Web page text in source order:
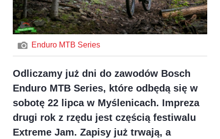
Enduro MTB Series
Odliczamy już dni do zawodów Bosch
Enduro MTB Series, które odbędą się w
sobotę 22 lipca w Myślenicach. Impreza
drugi rok z rzędu jest częścią festiwalu
Extreme Jam. Zapisy już trwają, a